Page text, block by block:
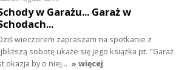
w Garażu... Garaż w
wieczorem zapraszam na spotkanie z
sobotę ukaże się jego książka pt. "Garaż
okazja by o niej… » więcej